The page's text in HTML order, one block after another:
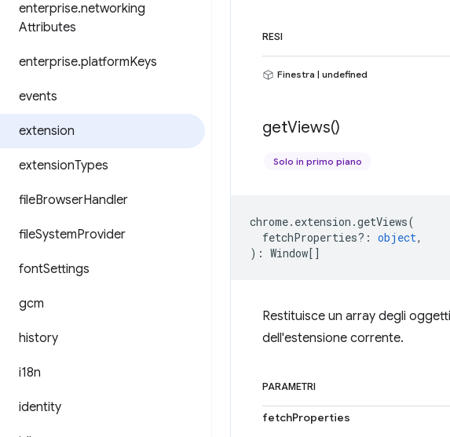
enterprise.networking
Attributes
enterprise.platformKeys
events
extension
extensionTypes
fileBrowserHandler
fileSystemProvider
fontSettings
gcm
history
i18n
identity
RESI
Finestra | undefined
getViews()
Solo in primo piano
chrome. extension .getViews(
fetchProperties? : object,
) : Window[]
Restituisce un array degli
dell'estensione corrente.
PARAMETRI
fetchProperties